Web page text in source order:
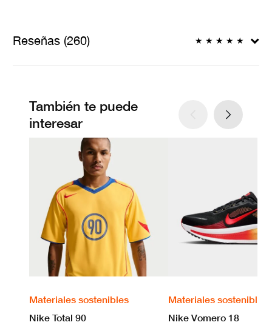
Reseñas (260) ★ ★ ★ ★ ★
También te puede
interesar
Materiales sostenibles
Nike Total 90
Materiales sostenibles
Nike Vomero 18